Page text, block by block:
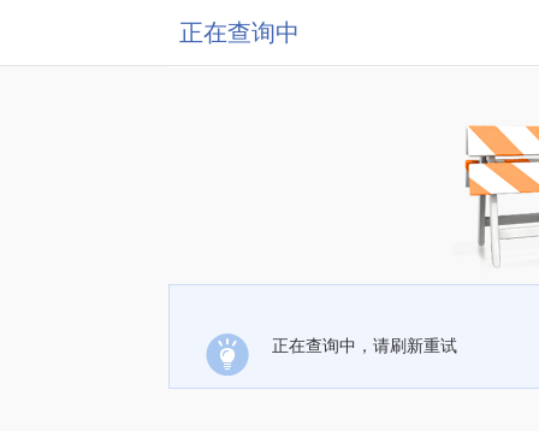
正在查询中
正在查询中，请刷新重试